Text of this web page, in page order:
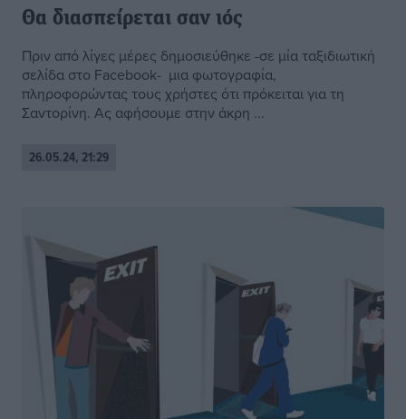
Θα διασπείρεται σαν ιός
Πριν από λίγες μέρες δημοσιεύθηκε -σε μία ταξιδιωτική
σελίδα στο Facebook- μια φωτογραφία,
πληροφορώντας τους χρήστες ότι πρόκειται για τη
Σαντορίνη. Ας αφήσουμε στην άκρη ...
26.05.24, 21:29